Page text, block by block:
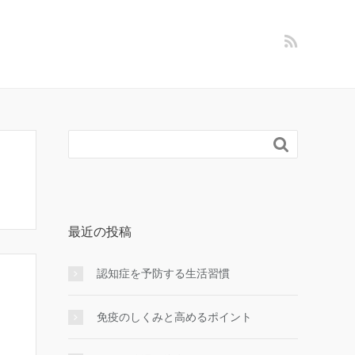

最近の投稿
認知症を予防する生活習慣
免疫のしくみと高めるポイント